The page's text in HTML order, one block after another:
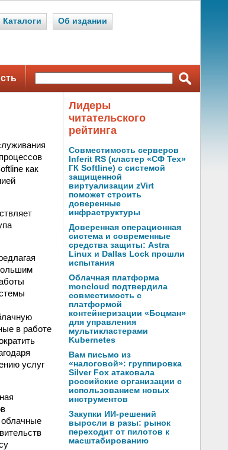
Каталоги Об издании
как
в работе
услуг
облачные
Лидеры
читательского
рейтинга
Совместимость серверов
Inferit RS (кластер «СФ Тех»
ГК Softline) с системой
защищенной
виртуализации zVirt
поможет строить
доверенные
инфраструктуры
Доверенная операционная
система и современные
средства защиты: Astra
Linux и Dallas Lock прошли
испытания
Облачная платформа
moncloud подтвердила
совместимость с
платформой
контейнеризации «Боцман»
для управления
мультикластерами
Kubernetes
Вам письмо из
«налоговой»: группировка
Silver Fox атаковала
российские организации с
использованием новых
инструментов
Закупки ИИ-решений
выросли в разы: рынок
переходит от пилотов к
масштабированию